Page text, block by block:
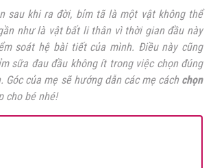
sau khi ra đời, bỉm tã là một vật không thể
như là vật bất li thân vì thời gian đầu này
soát hệ bài tiết của mình. Điều này cũng
sữa đau đầu không ít trong việc chọn đúng
Góc của mẹ sẽ hướng dẫn các mẹ cách chọn
cho bé nhé!